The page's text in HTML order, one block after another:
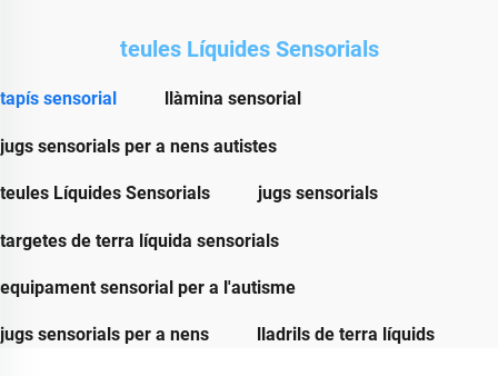
teules Líquides Sensorials
tapís sensorial llàmina sensorial
jugs sensorials per a nens autistes
teules Líquides Sensorials jugs sensorials
targetes de terra líquida sensorials
equipament sensorial per a l'autisme
jugs sensorials per a nens lladrils de terra líquids